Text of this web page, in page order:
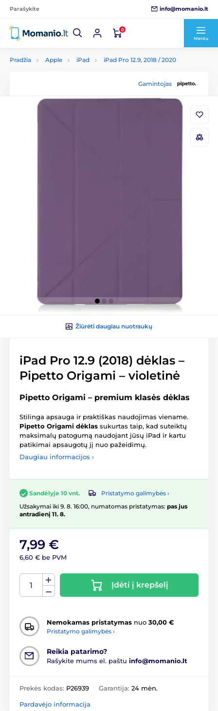
Parašykite info@momanio.lt
0
Meniu
Pradžia Apple iPad iPad Pro 12.9, 2018 / 2020
Gamintojas
Žiūrėti daugiau nuotraukų
iPad Pro 12.9 (2018) dėklas –
Pipetto Origami – violetinė
Pipetto Origami – premium klasės dėklas
Stilinga apsauga ir praktiškas naudojimas viename.
Pipetto Origami dėklas sukurtas taip, kad suteiktų
maksimalų patogumą naudojant jūsų iPad ir kartu
patikimai apsaugotų jį nuo pažeidimų.
Daugiau informacijos ›
Sandėlyje 10 vnt.
Pristatymo galimybės ›
Užsakymai iki 9. 8. 16:00, numatomas pristatymas: pas jus
antradienį 11. 8.
7,99 €
6,60 € be PVM
Įdėti į krepšelį
Nemokamas pristatymas nuo 30,00 €
Pristatymo galimybės ›
Reikia patarimo?
Rašykite mums el. paštu info@momanio.lt
Prekės kodas: P26939 Garantija: 24 mėn.
Pardavėjo informacija